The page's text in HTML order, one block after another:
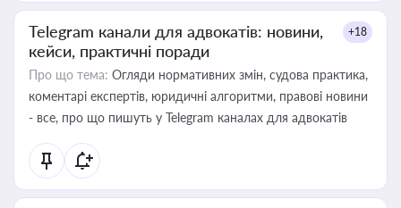
Telegram канали для адвокатів: новини,
кейси, практичні поради
+18
Про що тема: Огляди нормативних змін, судова практика,
коментарі експертів, юридичні алгоритми, правові новини
- все, про що пишуть у Telegram каналах для адвокатів